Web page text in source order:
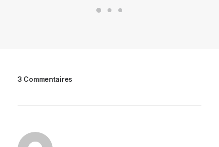
3 Commentaires